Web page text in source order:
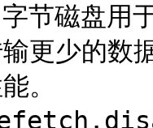
节磁盘用
更少的
。